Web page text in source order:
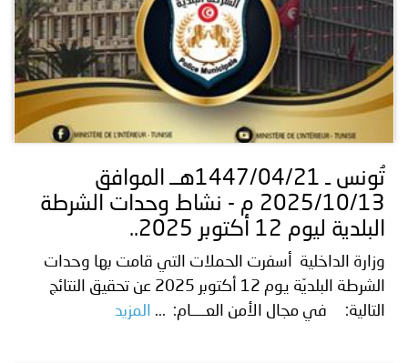
تُونس ـ 1447/04/21هــ الموافق
2025/10/13 م - نشاط وحدات الشرطة
البلدية ليوم 12 أكتوبر 2025..
وزارة الداخلية أسفرت الحملات التي قامت بها وحدات
الشرطة البلديّة يوم 12 أكتوبر 2025 عن تحقيق النتائج
التالية: في مجال الأمن العــــام: ...
المزيد